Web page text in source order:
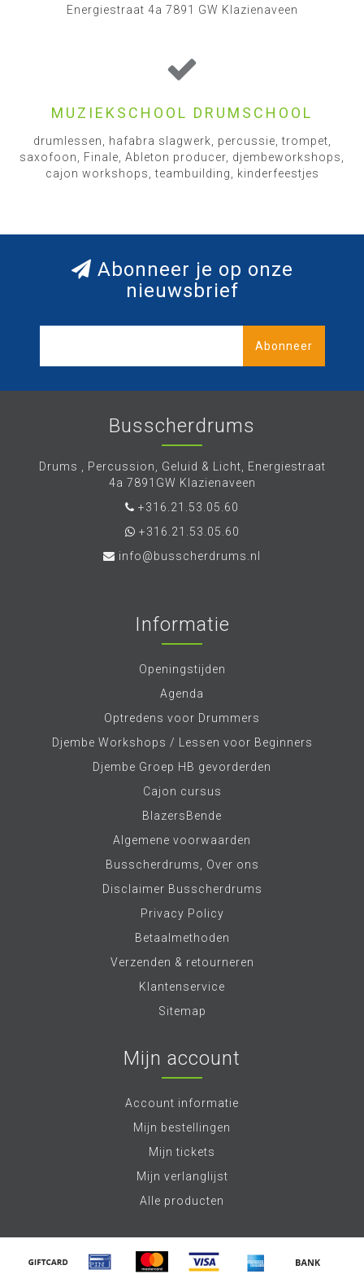
Energiestraat 4a 7891 GW Klazienaveen
MUZIEKSCHOOL DRUMSCHOOL
drumlessen, hafabra slagwerk, percussie, trompet,
saxofoon, Finale, Ableton producer, djembeworkshops,
cajon workshops, teambuilding, kinderfeestjes
Abonneer je op onze
nieuwsbrief
Abonneer
Busscherdrums
Drums , Percussion, Geluid & Licht, Energiestraat
4a 7891GW Klazienaveen
+316.21.53.05.60
+316.21.53.05.60
info@busscherdrums.nl
Informatie
Openingstijden
Agenda
Optredens voor Drummers
Djembe Workshops / Lessen voor Beginners
Djembe Groep HB gevorderden
Cajon cursus
BlazersBende
Algemene voorwaarden
Busscherdrums, Over ons
Disclaimer Busscherdrums
Privacy Policy
Betaalmethoden
Verzenden & retourneren
Klantenservice
Sitemap
Mijn account
Account informatie
Mijn bestellingen
Mijn tickets
Mijn verlanglijst
Alle producten